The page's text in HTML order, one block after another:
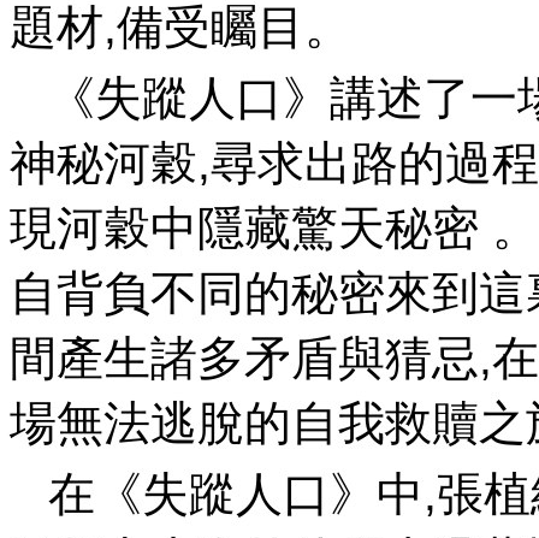
題材,備受矚目 。
《失蹤人口》講述了
神秘河穀,尋求出路的過
現河穀中隱藏驚天秘密
自背負不同的秘密來到
間產生諸多矛盾與猜忌,
場無法逃脫的自我救贖之旅
在《失蹤人口》中,張